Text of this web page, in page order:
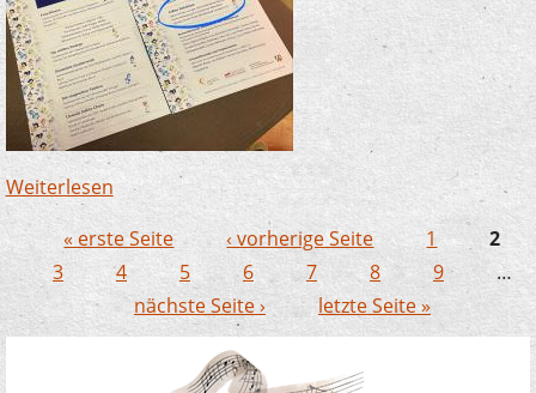
Weiterlesen über JeKits-Tag in Wuppertal - unsere Agenten
waren dabei
Seiten
« erste Seite ‹ vorherige Seite 1
2
3
4 5 6 7 8 9
…
nächste Seite ›
letzte Seite »